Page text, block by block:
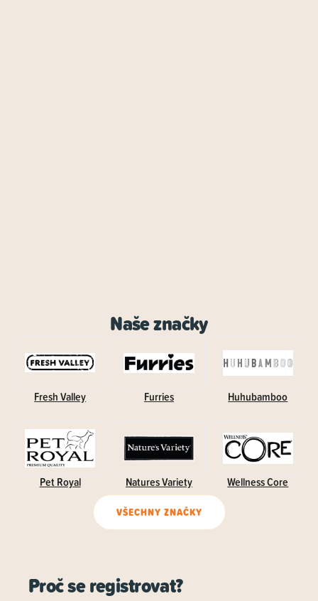
Naše značky
Fresh Valley Furries Huhubamboo
Pet Royal Natures Variety Wellness Core
VŠECHNY ZNAČKY
Proč se registrovat?